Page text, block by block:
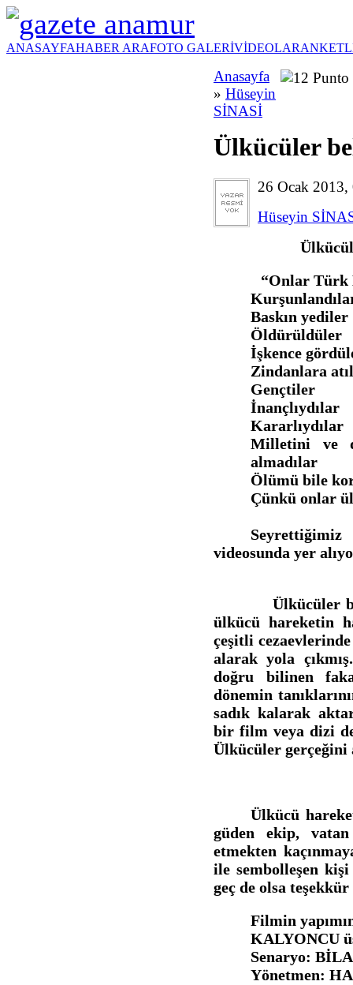
ANASAYFAHABER ARAFOTO GALERİVİDEOLAR
Anasayfa
» Hüseyin
SİNASİ
Ülkücüler
26 Ocak 2013,
Hüseyin
Ülkücüler
“Onlar
Baskın yediler
Öldürüldüler
İşkence
Zindanlara
Gençtiler
İnançlıydılar
Kararlıydılar
Milletini ve
almadılar
Ölümü bile
Çünkü onlar
videosunda yer
Ülkücüler
ülkücü hareketin
çeşitli
alarak yola
doğru bilinen
dönemin
sadık kalarak
bir film veya dizi
Ülkücüler gerçeğini
Ülkücü
güden ekip,
etmekten
ile sembolleşen
geç de olsa
Filmin
KALYONCU
Senaryo:
Yönetmen: